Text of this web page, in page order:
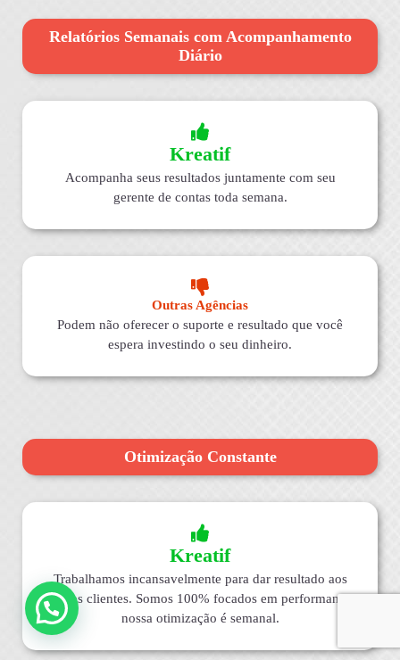
Relatórios Semanais com Acompanhamento
Diário
Kreatif
Acompanha seus resultados juntamente com seu
gerente de contas toda semana.
Outras Agências
Podem não oferecer o suporte e resultado que você
espera investindo o seu dinheiro.
Otimização Constante
Kreatif
Trabalhamos incansavelmente para dar resultado aos
nossos clientes. Somos 100% focados em performance,
nossa otimização é semanal.